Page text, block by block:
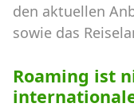
den aktuellen
sowie das
Roaming ist